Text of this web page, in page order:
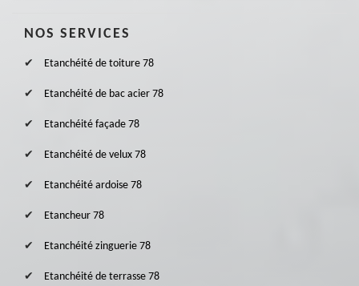
NOS SERVICES
Etanchéité de toiture 78
Etanchéité de bac acier 78
Etanchéité façade 78
Etanchéité de velux 78
Etanchéité ardoise 78
Etancheur 78
Etanchéité zinguerie 78
Etanchéité de terrasse 78